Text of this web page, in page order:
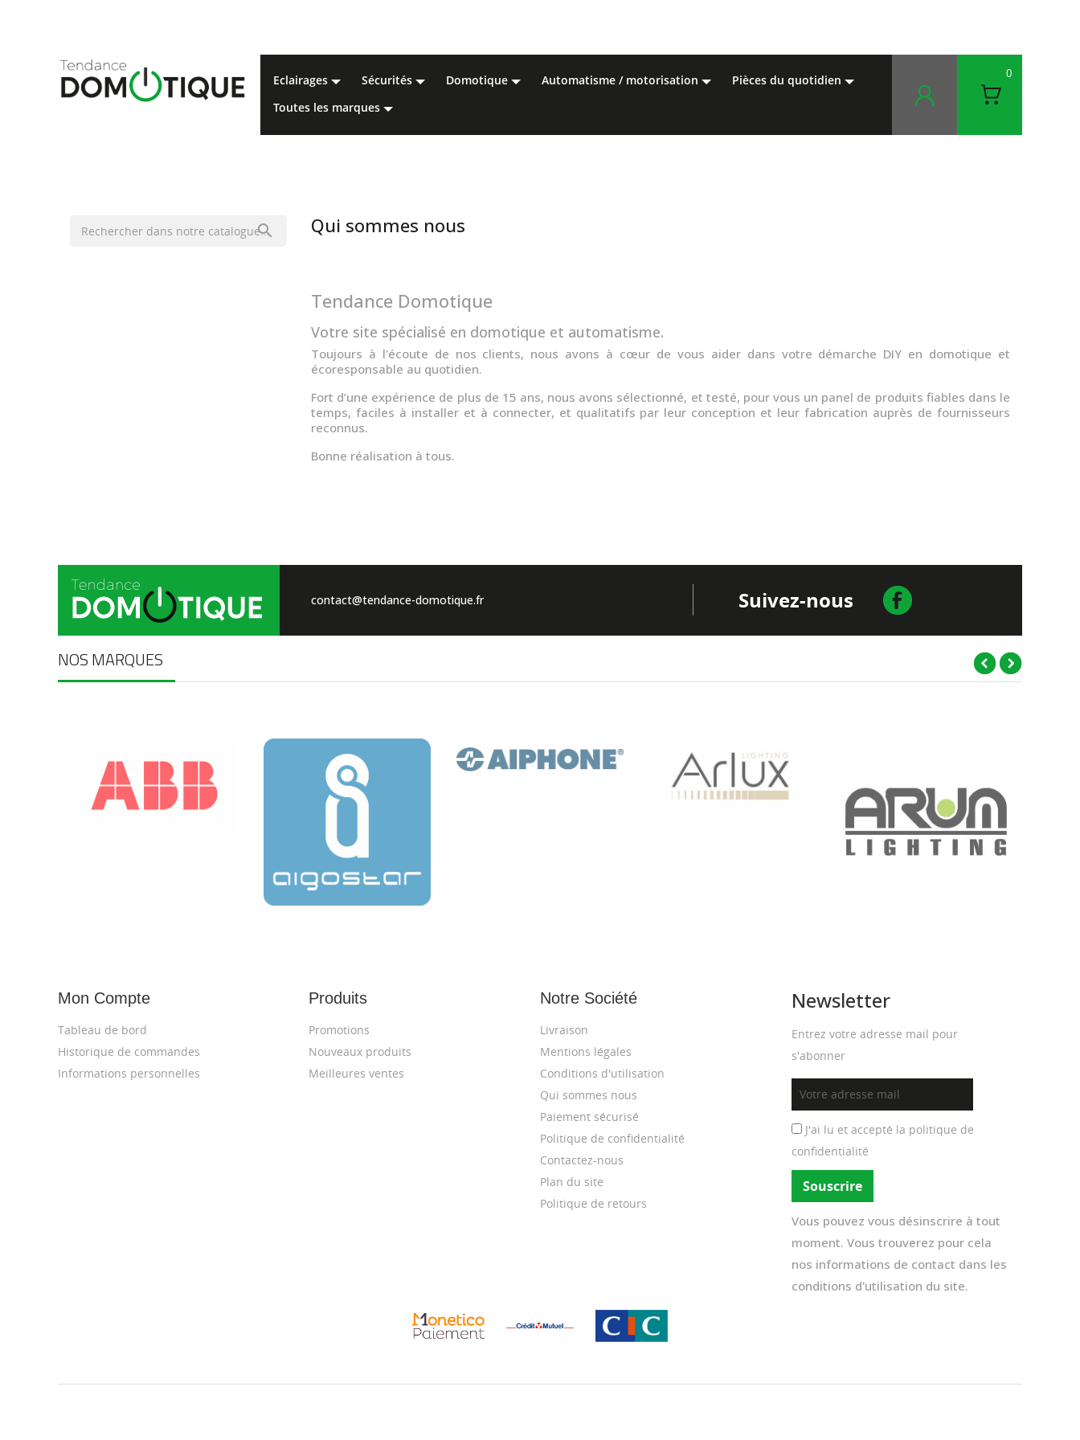
eclairages sécurités domotique automatisme / motorisation
pièces du quotidien
toutes les marques
0
 Qui sommes nous
Tendance Domotique
Votre site spécialisé en domotique et automatisme.
Toujours à l'écoute de nos clients, nous avons à cœur de vous aider dans votre démarche DIY en domotique et
écoresponsable au quotidien.
Fort d’une expérience de plus de 15 ans, nous avons sélectionné, et testé, pour vous un panel de produits fiables dans le
temps, faciles à installer et à connecter, et qualitatifs par leur conception et leur fabrication auprès de fournisseurs
reconnus.
Bonne réalisation à tous.
contact@tendance-domotique.fr Suivez-nous
NOS MARQUES
Mon Compte
Tableau de bord
Historique de commandes
Informations personnelles
Produits
Promotions
Nouveaux produits
Meilleures ventes
Notre Société
Livraison
Mentions légales
Conditions d'utilisation
Qui sommes nous
Paiement sécurisé
Politique de confidentialité
Contactez-nous
Plan du site
Politique de retours
Newsletter
Entrez votre adresse mail pour
s'abonner
J'ai lu et accepté la politique de
confidentialité
Vous pouvez vous désinscrire à tout
moment. Vous trouverez pour cela
nos informations de contact dans les
conditions d'utilisation du site.